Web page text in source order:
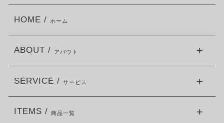
HOME / ホーム
ABOUT / アバウト
SERVICE / サービス
ITEMS / 商品一覧